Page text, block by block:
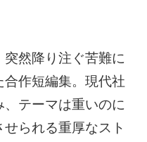
突然降り注ぐ苦難に
作短編集。現代社
テーマは重いのに
られる重厚なスト